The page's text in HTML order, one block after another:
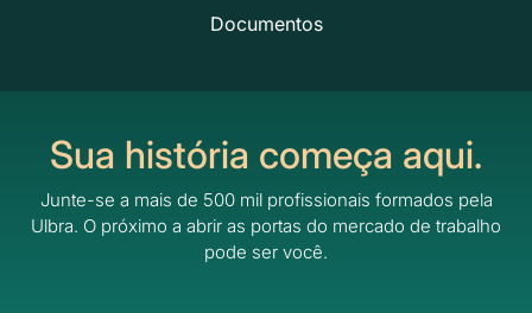
Documentos
Sua história começa aqui.
Junte-se a mais de 500 mil profissionais formados pela
Ulbra. O próximo a abrir as portas do mercado de trabalho
pode ser você.